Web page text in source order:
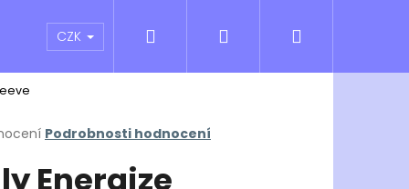
sporty Outlet Obchodní podmínky
CZK Přihlášení
Podrobnosti hodnocení
Energize